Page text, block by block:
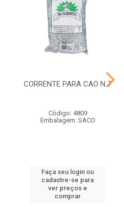
CORRENTE PARA CAO N 7
Código: 4809
Embalagem: SACO
Faça seu login ou
cadastre-se para
ver preços e
comprar